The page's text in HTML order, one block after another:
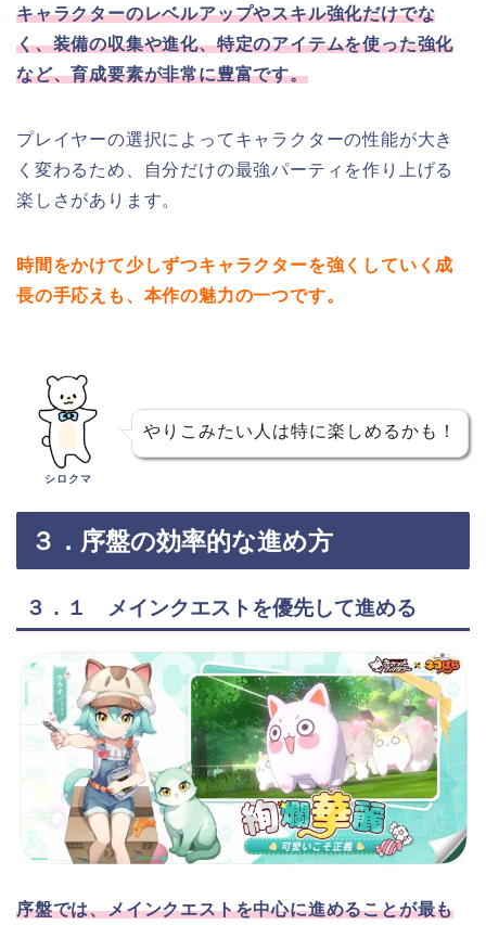
キャラクターのレベルアップやスキル強化だけでな
く、装備の収集や進化、特定のアイテムを使った強化
など、育成要素が非常に豊富です。
プレイヤーの選択によってキャラクターの性能が大き
く変わるため、自分だけの最強パーティを作り上げる
楽しさがあります。
時間をかけて少しずつキャラクターを強くしていく成
長の手応えも、本作の魅力の一つです。
シロクマ
やりこみたい人は特に楽しめるかも！
３．序盤の効率的な進め方
３．１ メインクエストを優先して進める
序盤では、メインクエストを中心に進めることが最も